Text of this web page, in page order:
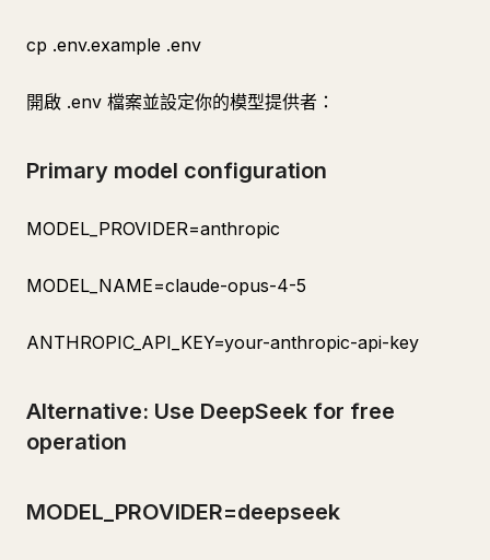
cp .env.example .env
開啟 .env 檔案並設定你的模型提供者：
Primary model configuration
MODEL_PROVIDER=anthropic
MODEL_NAME=claude-opus-4-5
ANTHROPIC_API_KEY=your-anthropic-api-key
Alternative: Use DeepSeek for free
operation
MODEL_PROVIDER=deepseek